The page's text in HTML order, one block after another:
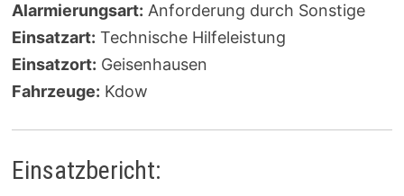
Alarmierungsart: Anforderung durch Sonstige
Einsatzart: Technische Hilfeleistung
Einsatzort: Geisenhausen
Fahrzeuge: Kdow
Einsatzbericht: